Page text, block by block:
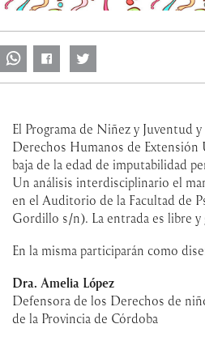
El Programa de Niñez y Juventud
Derechos Humanos de Extensión
baja de la edad de imputabilidad
Un análisis interdisciplinario el
en el Auditorio de la Facultad de
Gordillo s/n). La entrada es libre y
En la misma participarán como
Dra. Amelia López
Defensora de los Derechos de
de la Provincia de Córdoba